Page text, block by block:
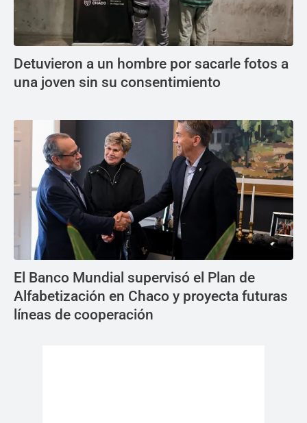
Detuvieron a un hombre por sacarle fotos a
una joven sin su consentimiento
El Banco Mundial supervisó el Plan de
Alfabetización en Chaco y proyecta futuras
líneas de cooperación